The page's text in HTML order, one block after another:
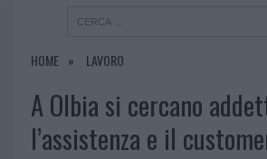
HOME LAVORO
A Olbia si cercano
l’assistenza e il